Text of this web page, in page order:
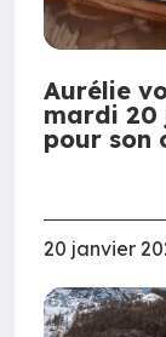
Aurélie
mardi 20
pour son
20 janvier